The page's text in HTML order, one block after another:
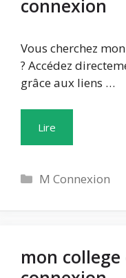
connexion
Vous cherchez
? Accédez
grâce aux liens …
Lire
Catégories
M Connexion
mon